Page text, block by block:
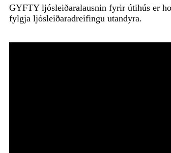
GYFTY ljósleiðaralausnin fyrir útihús er
fylgja ljósleiðaradreifingu utandyra.